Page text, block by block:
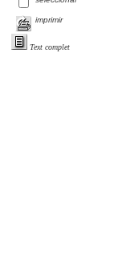
imprimir
Text complet